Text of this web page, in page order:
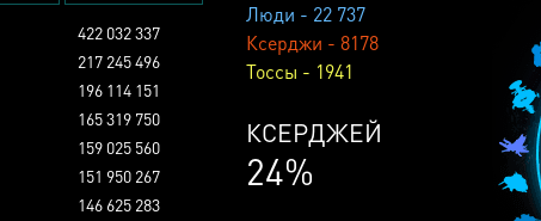
Люди - 22 737
Ксерджи - 8178
Тоссы - 1941
КСЕРДЖЕЙ
24%
422 032 337
217 245 496
196 114 151
165 319 750
159 025 560
151 950 267
146 625 283